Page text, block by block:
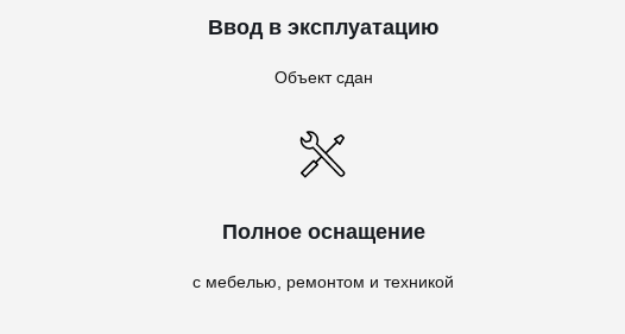
Ввод в эксплуатацию
Объект сдан
Полное оснащение
с мебелью, ремонтом и техникой